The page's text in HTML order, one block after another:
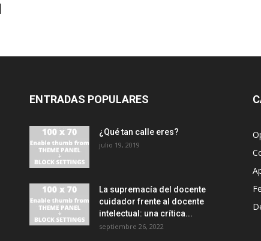
ENTRADAS POPULARES
¿Qué tan calle eres?
julio 19, 2019
La supremacía del docente
cuidador frente al docente
intelectual: una crítica...
septiembre 26, 2022